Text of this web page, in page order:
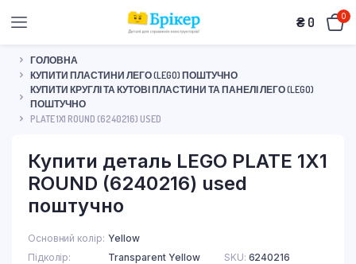
₴ 0 0
ГОЛОВНА
КУПИТИ ПЛАСТИНИ ЛЕГО (LEGO) ПОШТУЧНО
КУПИТИ КРУГЛІ ТА КУТОВІ ПЛАСТИНИ ТА ПАНЕЛІ ЛЕГО (LEGO)
ПОШТУЧНО
PLATE 1X1 ROUND (6240216) USED
Купити деталь LEGO PLATE 1X1
ROUND (6240216) used
поштучно
Основний колір Yellow
Підколір
Transparent Yellow
SKU: 6240216